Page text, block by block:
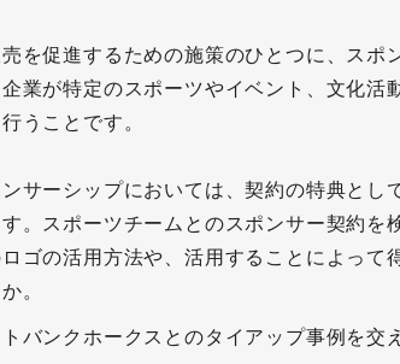
を促進するための施策のひとつに、スポ
業が特定のスポーツやイベント、文化活
うことです。
サーシップにおいては、契約の特典とし
。スポーツチームとのスポンサー契約を
ゴの活用方法や、活用することによって
。
バンクホークスとのタイアップ事例を交